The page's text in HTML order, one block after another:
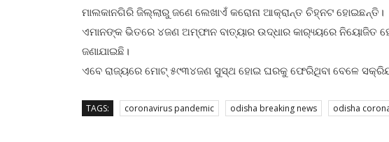
ମାଲକାନଗିରି ଜିଲ୍ଲାରୁ ଜଣେ ଲେଖାଏଁ କରୋନା ଆକ୍ରାନ୍ତ ଚିହ୍ନଟ ହୋଇଛନ୍ତି।
ଏମାନଙ୍କ ଭିତରେ ୪ଜଣ ଅମ୍ଫାନ ବାତ୍ୟାର ଉଦ୍ଧାର କାର‌୍ୟ୍ୟରେ ନିୟୋଜିତ
ଜଣାଯାଇଛି।
ଏବେ ରାଜ୍ୟରେ ମୋଟ୍ ୫୯୩୪ଜଣ ସୁସ୍ଥ ହୋଇ ଘରକୁ ଫେରିଥିବା ବେଳେ
TAGS: coronavirus pandemic odisha breaking news odisha